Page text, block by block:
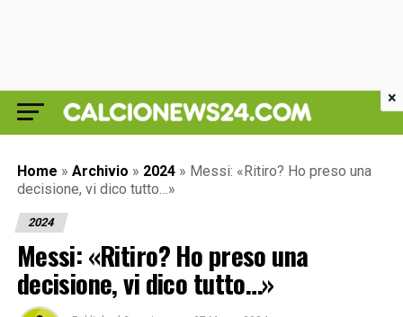
Home » Archivio » 2024 » Messi: «Ritiro? Ho preso una
decisione, vi dico tutto…»
2024
Messi: «Ritiro? Ho preso una
decisione, vi dico tutto…»
×